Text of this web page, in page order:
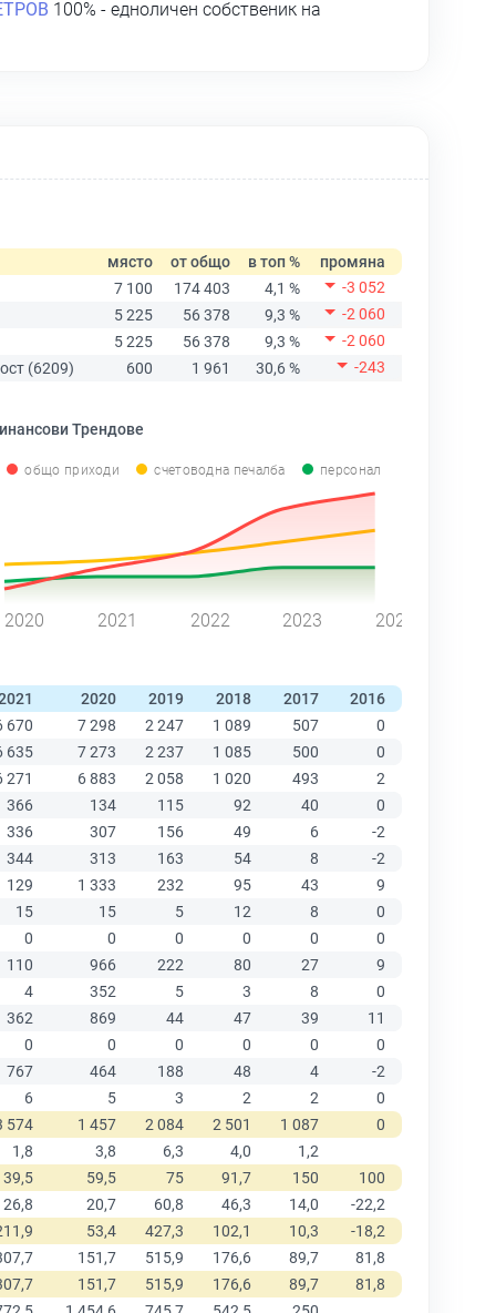
100% - едноличен собственик на
място от общо в топ %
промяна
7 100
174 403 4,1 %
-3 052
5 225
56 378 9,3 %
-2 060
5 225
56 378 9,3 %
-2 060
(6209)
600 1 961 30,6 % -243
Трендове
общо приходи счетоводна печалба персонал
2020 2021 2022 2023 2024
2020 2019 2018 2017 2016